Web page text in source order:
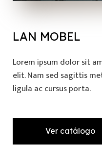
LAN MOBEL
Lorem ipsum dolor sit
elit. Nam sed sagittis
ligula ac cursus porta.
Ver catálogo